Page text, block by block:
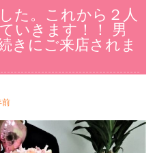
た。これから２人
いきます！！ 男
きにご来店されま
前